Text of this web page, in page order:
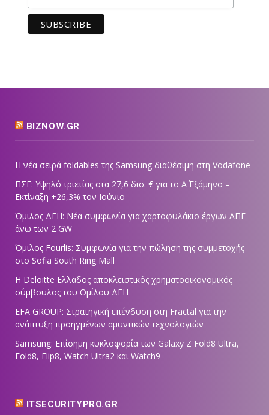
BIZNOW.GR
Η νέα σειρά foldables της Samsung διαθέσιμη στη Vodafone
ΠΣΕ: Υψηλό τριετίας στα 27,6 δισ. € για το Α΄ Εξάμηνο –
Εκτίναξη +26,3% τον Ιούνιο
Όμιλος ΔΕΗ: Νέα συμφωνία για χαρτοφυλάκιο έργων ΑΠΕ
άνω των 2 GW
Όμιλος Fourlis: Συμφωνία για την πώληση της συμμετοχής
στο Sofia South Ring Mall
Η Deloitte Ελλάδος αποκλειστικός χρηματοοικονομικός
σύμβουλος του Ομίλου ΔΕΗ
EFA GROUP: Στρατηγική επένδυση στη Fractal για την
ανάπτυξη προηγμένων αμυντικών τεχνολογιών
Samsung: Επίσημη κυκλοφορία των Galaxy Z Fold8 Ultra,
Fold8, Flip8, Watch Ultra2 και Watch9
ITSECURITYPRO.GR